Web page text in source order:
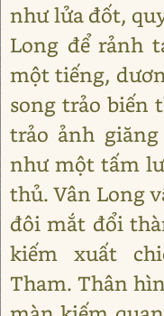
như lửa đốt,
Long để rảnh
một tiếng,
song trảo biến
trảo ảnh
như một tấm
thủ. Vân Long
đôi mắt đổi
kiếm xuất
Tham. Thân